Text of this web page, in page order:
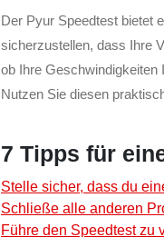
Der Pyur Speedtest bietet
sicherzustellen, dass Ihre
ob Ihre Geschwindigkeiten
Nutzen Sie diesen
7 Tipps für
Stelle sicher, dass du
Schließe alle anderen
Führe den Speedtest zu